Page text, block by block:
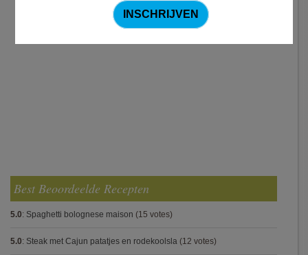
Best Beoordeelde Recepten
5.0: Spaghetti bolognese maison (15 votes)
5.0: Steak met Cajun patatjes en rodekoolsla (12 votes)